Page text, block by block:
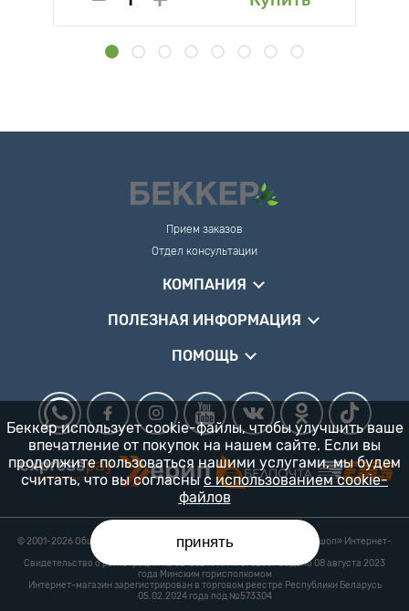
Прием заказов
Отдел консультации
КОМПАНИЯ
ПОЛЕЗНАЯ ИНФОРМАЦИЯ
ПОМОЩЬ
© 2001-2026 Общество с ограниченной ответственностью «Гарденшоп» Интернет-
магазин «БЕККЕР™» 24/7
Свидетельство о регистрации № 0218821 УНП 193702687 выдано 08 августа 2023
года Минским горисполкомом
Интернет-магазин зарегистрирован в торговом реестре Республики Беларусь
05.02.2024 года под №573304
Беккер использует cookie-файлы, чтобы улучшить ваше
впечатление от покупок на нашем сайте. Если вы
продолжите пользоваться нашими услугами, мы будем
считать, что вы согласны с использованием cookie-
файлов
принять